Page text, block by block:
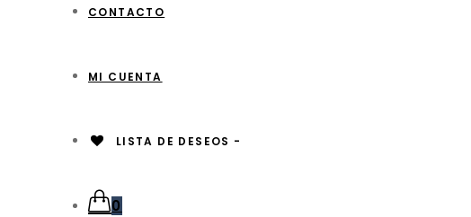
CONTACTO
MI CUENTA
LISTA DE DESEOS -
0